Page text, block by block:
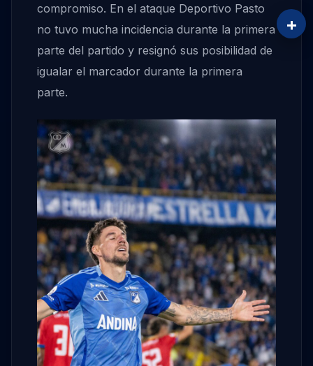
compromiso. En el ataque Deportivo Pasto
no tuvo mucha incidencia durante la primera
parte del partido y resignó sus posibilidad de
igualar el marcador durante la primera
parte.
+